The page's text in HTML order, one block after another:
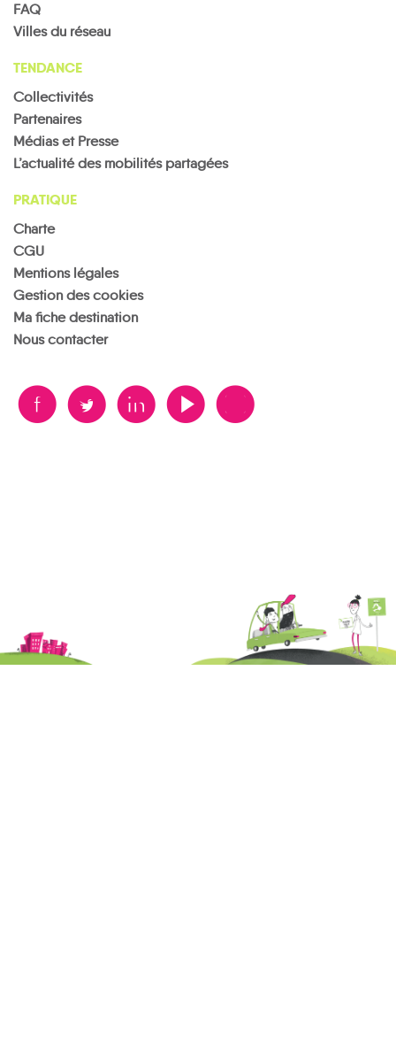
FAQ
Villes du réseau
TENDANCE
Collectivités
Partenaires
Médias et Presse
L’actualité des mobilités partagées
PRATIQUE
Charte
CGU
Mentions légales
Gestion des cookies
Ma fiche destination
Nous contacter
B A D F V